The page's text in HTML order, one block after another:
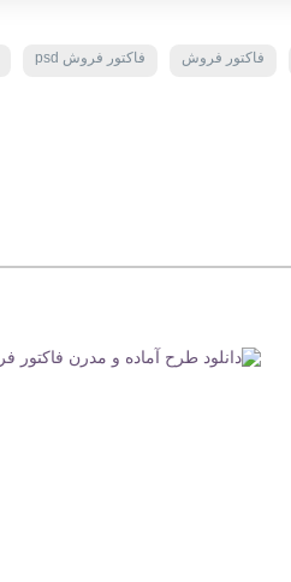
فاکتور فروش فاکتور فروش psd